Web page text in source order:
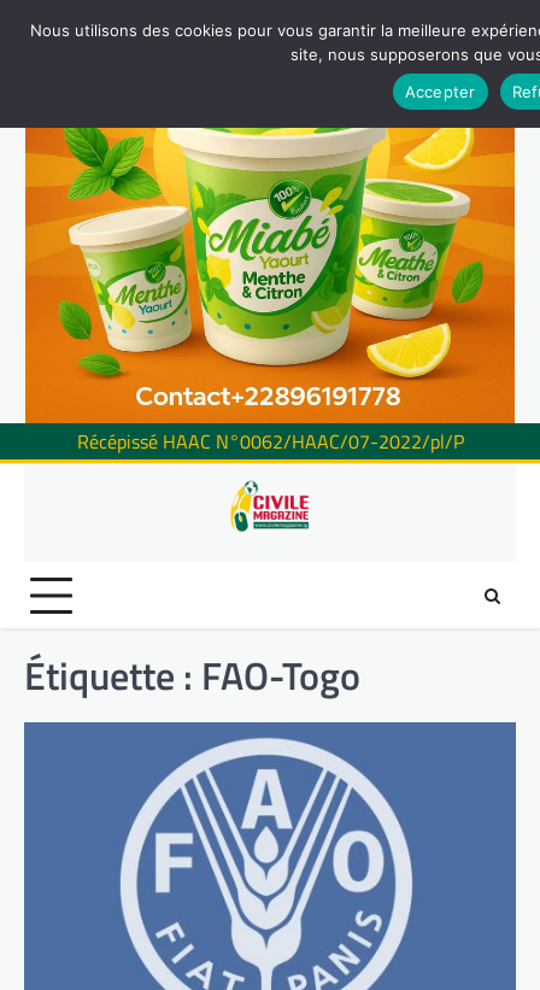
Récépissé HAAC N°0062/HAAC/07-2022/pl/P
Étiquette : FAO-Togo
Nous utilisons des cookies pour vous garantir la meilleure
site, nous supposerons que
Accepter